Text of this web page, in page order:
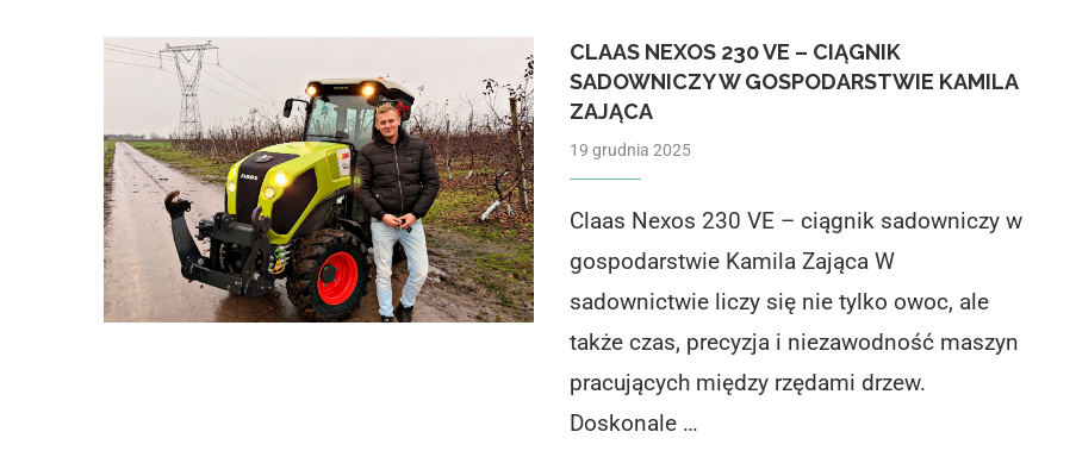
CLAAS NEXOS 230 VE – CIĄGNIK
SADOWNICZY W GOSPODARSTWIE KAMILA
ZAJĄCA
19 grudnia 2025
Claas Nexos 230 VE – ciągnik sadowniczy w
gospodarstwie Kamila Zająca W
sadownictwie liczy się nie tylko owoc, ale
także czas, precyzja i niezawodność maszyn
pracujących między rzędami drzew.
Doskonale …